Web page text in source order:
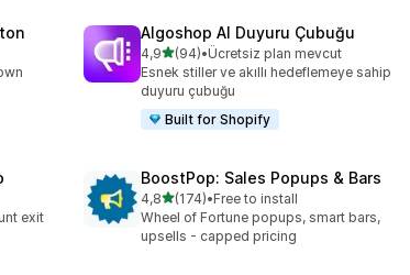
Algoshop AI Duyuru Çubuğu
4,95 yıldız üzerinden
(94)
toplam 94 değerlendirme
•Ücretsiz plan mevcut
Esnek stiller ve akıllı hedeflemeye sahip
duyuru çubuğu
Built for Shopify
exit
BoostPop: Sales Popups & Bars
4,85 yıldız üzerinden
(174)
toplam 174 değerlendirme
•Free to install
Wheel of Fortune popups, smart bars,
upsells - capped pricing